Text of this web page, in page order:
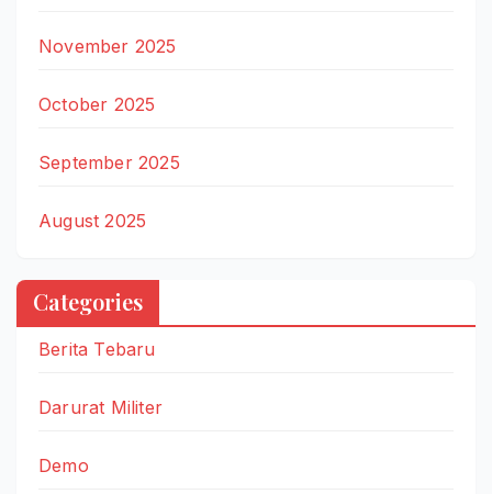
November 2025
October 2025
September 2025
August 2025
Categories
Berita Tebaru
Darurat Militer
Demo